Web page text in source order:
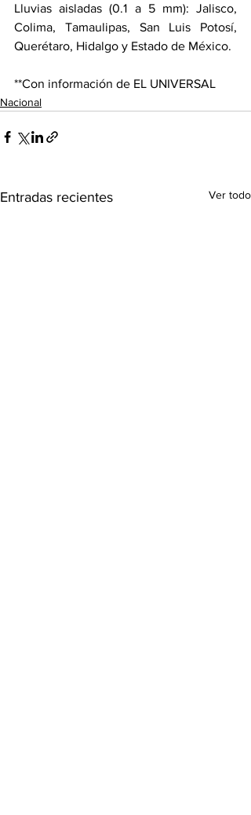
Lluvias aisladas (0.1 a 5 mm): Jalisco,
Colima, Tamaulipas, San Luis Potosí,
Querétaro, Hidalgo y Estado de México.
**Con información de EL UNIVERSAL
Nacional
Entradas recientes Ver todo